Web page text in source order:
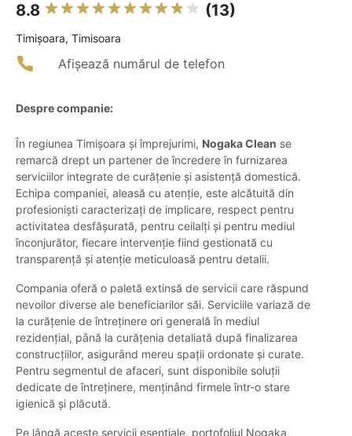
8.8 (13)
Timişoara, Timisoara
Afișează numărul de telefon
Despre companie:
În regiunea Timișoara și împrejurimi, Nogaka Clean se
remarcă drept un partener de încredere în furnizarea
serviciilor integrate de curățenie și asistență domestică.
Echipa companiei, aleasă cu atenție, este alcătuită din
profesioniști caracterizați de implicare, respect pentru
activitatea desfășurată, pentru ceilalți și pentru mediul
înconjurător, fiecare intervenție fiind gestionată cu
transparență și atenție meticuloasă pentru detalii.
Compania oferă o paletă extinsă de servicii care răspund
nevoilor diverse ale beneficiarilor săi. Serviciile variază de
la curățenie de întreținere ori generală în mediul
rezidențial, până la curățenia detaliată după finalizarea
construcțiilor, asigurând mereu spații ordonate și curate.
Pentru segmentul de afaceri, sunt disponibile soluții
dedicate de întreținere, menținând firmele într-o stare
igienică și plăcută.
Pe lângă aceste servicii esențiale, portofoliul Nogaka